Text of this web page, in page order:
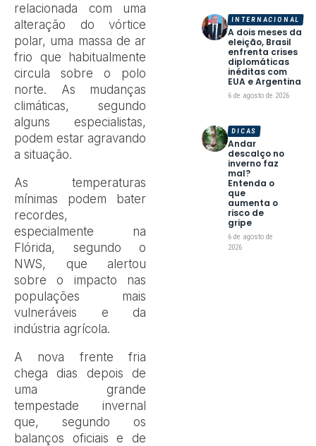
relacionada com uma
alteração do vórtice
polar, uma massa de ar
frio que habitualmente
circula sobre o polo
norte. As mudanças
climáticas, segundo
alguns especialistas,
podem estar agravando
a situação.
As temperaturas
mínimas podem bater
recordes,
especialmente na
Flórida, segundo o
NWS, que alertou
sobre o impacto nas
populações mais
vulneráveis e da
indústria agrícola.
A nova frente fria
chega dias depois de
uma grande
tempestade invernal
que, segundo os
balanços oficiais e de
A dois meses da
eleição, Brasil
enfrenta crises
diplomáticas
inéditas com
EUA e Argentina
6 de agosto de 2026
INTERNACIONAL
Andar
descalço no
inverno faz
mal?
Entenda o
que
aumenta o
risco de
gripe
6 de agosto de
2026
DICAS